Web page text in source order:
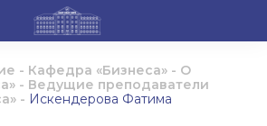
- Кафедра «Бизнеса» - О
- Ведущие преподаватели
- Искендерова Фатима